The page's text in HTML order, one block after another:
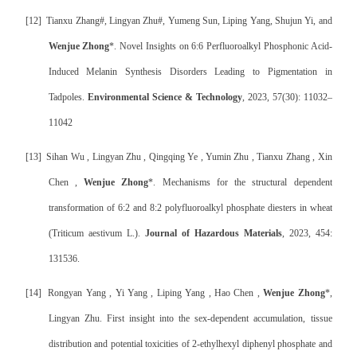
[12] Tianxu Zhang#, Lingyan Zhu#, Yumeng Sun, Liping Yang, Shujun Yi, and
Wenjue Zhong*. Novel Insights on 6:6 Perfluoroalkyl Phosphonic Acid-
Induced Melanin Synthesis Disorders Leading to Pigmentation in
Tadpoles. Environmental Science & Technology, 2023, 57(30): 11032–
11042
[13] Sihan Wu , Lingyan Zhu , Qingqing Ye , Yumin Zhu , Tianxu Zhang , Xin
Chen , Wenjue Zhong*. Mechanisms for the structural dependent
transformation of 6:2 and 8:2 polyfluoroalkyl phosphate diesters in wheat
(Triticum aestivum L.). Journal of Hazardous Materials, 2023, 454:
131536.
[14] Rongyan Yang , Yi Yang , Liping Yang , Hao Chen ,Wenjue Zhong*,
Lingyan Zhu. First insight into the sex-dependent accumulation, tissue
distribution and potential toxicities of 2-ethylhexyl diphenyl phosphate and